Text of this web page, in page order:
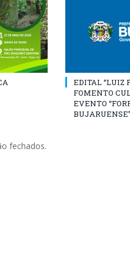
EDITAL “LUIZ
FOMENTO
EVENTO
BUJARUENSE”
fechados.